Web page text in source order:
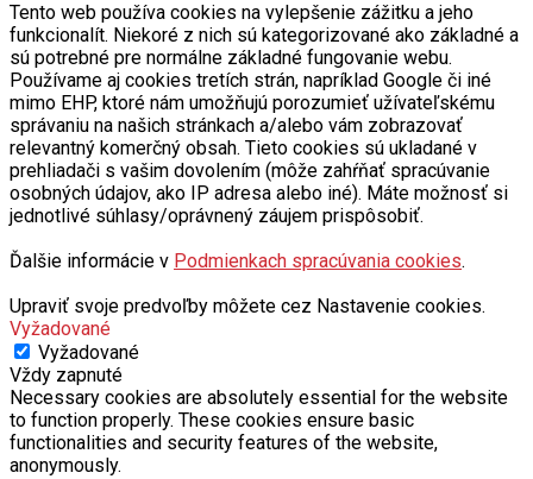
Tento web používa cookies na vylepšenie zážitku a jeho
funkcionalít. Niekoré z nich sú kategorizované ako základné a
sú potrebné pre normálne základné fungovanie webu.
Používame aj cookies tretích strán, napríklad Google či iné
mimo EHP, ktoré nám umožňujú porozumieť užívateľskému
správaniu na našich stránkach a/alebo vám zobrazovať
relevantný komerčný obsah. Tieto cookies sú ukladané v
prehliadači s vašim dovolením (môže zahŕňať spracúvanie
osobných údajov, ako IP adresa alebo iné). Máte možnosť si
jednotlivé súhlasy/oprávnený záujem prispôsobiť.
Ďalšie informácie v Podmienkach spracúvania cookies.
Upraviť svoje predvoľby môžete cez Nastavenie cookies.
Vyžadované
Vyžadované
Vždy zapnuté
Necessary cookies are absolutely essential for the website
to function properly. These cookies ensure basic
functionalities and security features of the website,
anonymously.